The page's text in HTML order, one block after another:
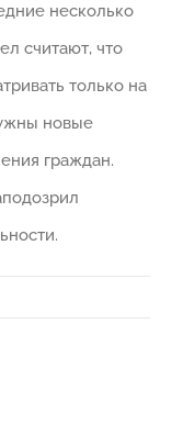
несколько
считают, что
только на
новые
граждан.